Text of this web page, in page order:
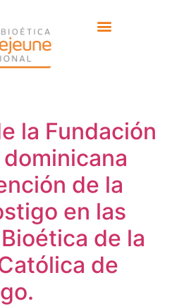
universidad
santo
la Fundación
de la
en las
de la
de